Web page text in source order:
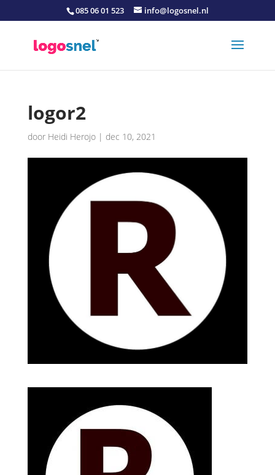
085 06 01 523 info@logosnel.nl
logor2
door Heidi Herojo| dec 10, 2021